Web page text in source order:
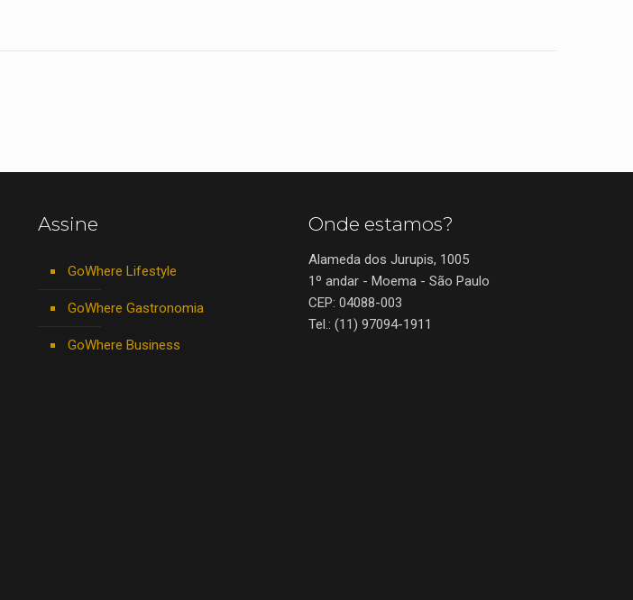
Assine
GoWhere Lifestyle
GoWhere Gastronomia
GoWhere Business
Onde estamos?
Alameda dos Jurupis, 1005
1º andar - Moema - São Paulo
CEP: 04088-003
Tel.: (11) 97094-1911